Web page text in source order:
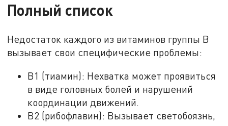
Полный список
Недостаток каждого из витаминов группы B
вызывает свои специфические проблемы:
B1 (тиамин): Нехватка может проявиться
в виде головных болей и нарушений
координации движений.
B2 (рибофлавин): Вызывает светобоязнь,